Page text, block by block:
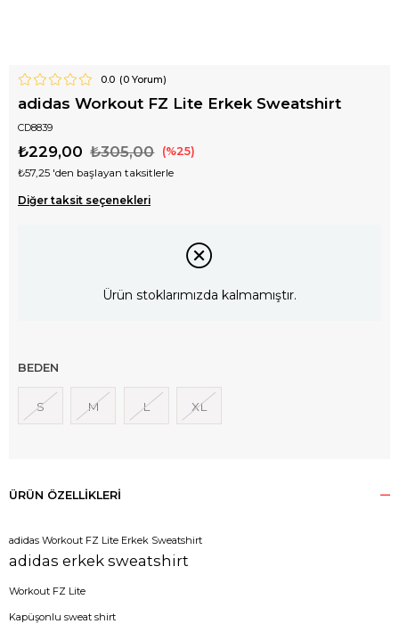
0.0 (0Yorum)
adidas Workout FZ Lite Erkek Sweatshirt
CD8839
₺305,00
₺229,00 25
₺57,25 'den başlayan taksitlerle
Diğer taksit seçenekleri
Ürün stoklarımızda kalmamıştır.
BEDEN
S M L XL
ÜRÜN ÖZELLIKLERI
adidas Workout FZ Lite Erkek Sweatshirt
adidas erkek sweatshirt
Workout FZ Lite
Kapüşonlu sweat shirt